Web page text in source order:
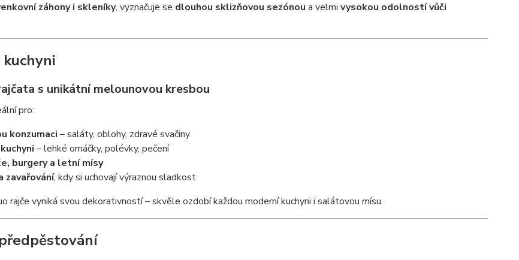
záhony i skleníky, vyznačuje se dlouhou sklizňovou sezónou a velmi vysokou odolností vůči
s unikátní melounovou kresbou
pro:
konzumaci – saláty, oblohy, zdravé svačiny
– lehké omáčky, polévky, pečení
burgery a letní mísy
zavařování, kdy si uchovají výraznou sladkost
rajče vyniká svou dekorativností – skvěle ozdobí každou moderní kuchyni i salátovou mísu.